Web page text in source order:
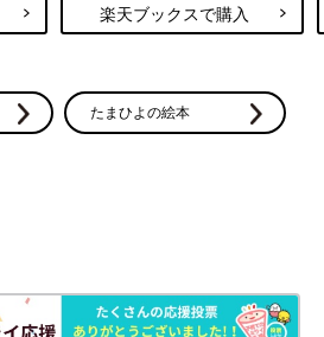
楽天ブックスで購入
たまひよの絵本